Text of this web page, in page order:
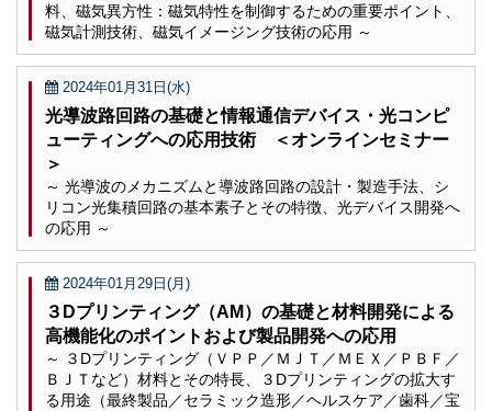
料、磁気異方性：磁気特性を制御するための重要ポイント、
磁気計測技術、磁気イメージング技術の応用 ～
2024年01月31日(水)
光導波路回路の基礎と情報通信デバイス・光コンピ
ューティングへの応用技術 ＜オンラインセミナー
＞
～ 光導波のメカニズムと導波路回路の設計・製造手法、シ
リコン光集積回路の基本素子とその特徴、光デバイス開発へ
の応用 ～
2024年01月29日(月)
３Dプリンティング（AM）の基礎と材料開発による
高機能化のポイントおよび製品開発への応用
～ ３Dプリンティング（ＶＰＰ／ＭＪＴ／ＭＥＸ／ＰＢＦ／
ＢＪＴなど）材料とその特長、３Dプリンティングの拡大す
る用途（最終製品／セラミック造形／ヘルスケア／歯科／宝